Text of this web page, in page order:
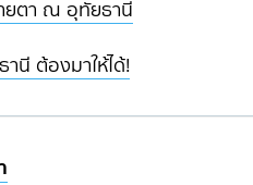
ยตา ณ อุทัยธานี
นี ต้องมาให้ได้!